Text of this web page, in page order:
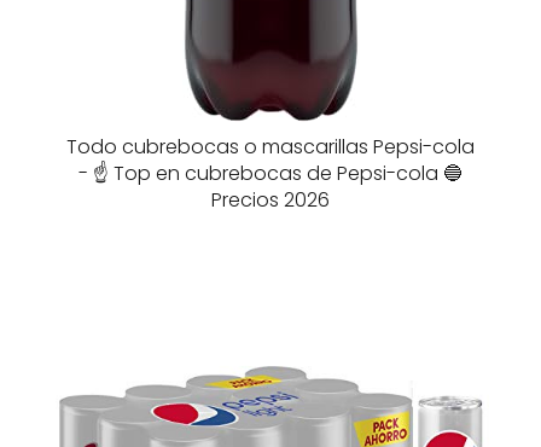
Todo cubrebocas o mascarillas Pepsi-cola
- ☝️ Top en cubrebocas de Pepsi-cola 🔵
Precios 2026